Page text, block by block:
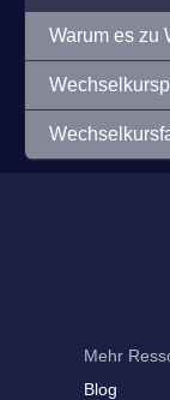
Warum es zu
Mehr
Blog